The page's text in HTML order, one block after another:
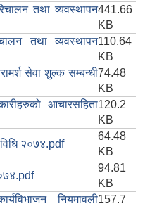
तथा व्यवस्थापन441.66
KB
तथा व्यवस्थापन110.64
KB
सेवा शुल्क सम्बन्धी74.48
KB
आचारस‌हिता120.2
KB
२०७४.pdf
64.48
KB
94.81
KB
नियमावली157.7